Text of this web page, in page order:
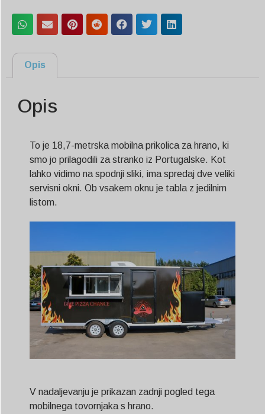
Opis
Opis
To je 18,7-metrska mobilna prikolica za hrano, ki
smo jo prilagodili za stranko iz Portugalske. Kot
lahko vidimo na spodnji sliki, ima spredaj dve veliki
servisni okni. Ob vsakem oknu je tabla z jedilnim
listom.
V nadaljevanju je prikazan zadnji pogled tega
mobilnega tovornjaka s hrano.